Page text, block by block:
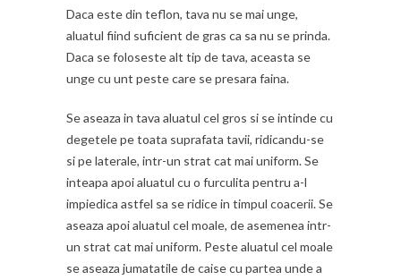
Daca este din teflon, tava nu se mai unge,
aluatul fiind suficient de gras ca sa nu se prinda.
Daca se foloseste alt tip de tava, aceasta se
unge cu unt peste care se presara faina.
Se aseaza in tava aluatul cel gros si se intinde cu
degetele pe toata suprafata tavii, ridicandu-se
si pe laterale, intr-un strat cat mai uniform. Se
inteapa apoi aluatul cu o furculita pentru a-l
impiedica astfel sa se ridice in timpul coacerii. Se
aseaza apoi aluatul cel moale, de asemenea intr-
un strat cat mai uniform. Peste aluatul cel moale
se aseaza jumatatile de caise cu partea unde a